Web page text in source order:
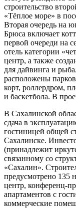
строительство
«Тёплое море» в
Вторая очередь на
Брюса включает
первой очереди на
отель категории
центр, а также
для дайвинга и
расположены
корт, роллердром,
и баскетбола. В
В Сахалинской
сдача в
гостиницей общей
Сахалинске.
(принадлежит
связанному со
«Сахалин».
предусмотрено 135
центр, конференц-
апартаментов с
коммерческие